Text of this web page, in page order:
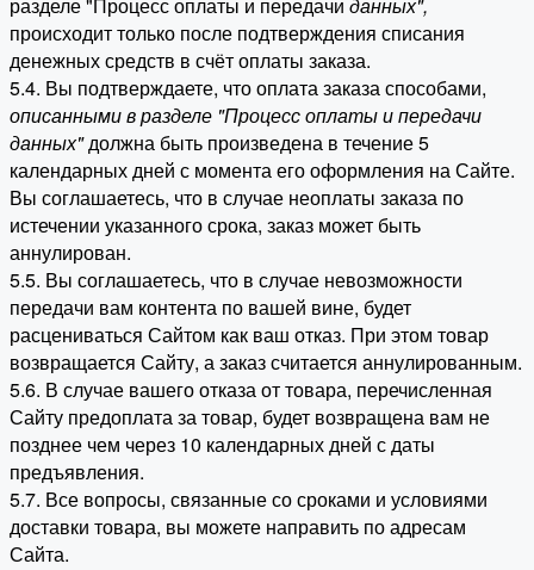
разделе "Процесс оплаты и передачи данных",
происходит только после подтверждения списания
денежных средств в счёт оплаты заказа.
5.4. Вы подтверждаете, что оплата заказа способами,
описанными в разделе "Процесс оплаты и передачи
данных"должна быть произведена в течение 5
календарных дней с момента его оформления на Сайте.
Вы соглашаетесь, что в случае неоплаты заказа по
истечении указанного срока, заказ может быть
аннулирован.
5.5. Вы соглашаетесь, что в случае невозможности
передачи вам контента по вашей вине, будет
расцениваться Сайтом как ваш отказ. При этом товар
возвращается Сайту, а заказ считается аннулированным.
5.6. В случае вашего отказа от товара, перечисленная
Сайту предоплата за товар, будет возвращена вам не
позднее чем через 10 календарных дней с даты
предъявления.
5.7. Все вопросы, связанные со сроками и условиями
доставки товара, вы можете направить по адресам
Сайта.